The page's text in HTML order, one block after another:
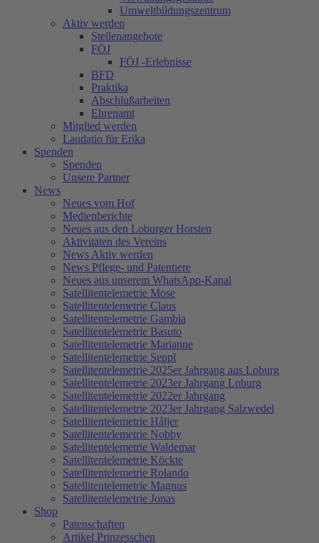
Umweltbildungszentrum
Aktiv werden
Stellenangebote
FÖJ
FÖJ -Erlebnisse
BFD
Praktika
Abschlußarbeiten
Ehrenamt
Mitglied werden
Laudatio für Erika
Spenden
Spenden
Unsere Partner
News
Neues vom Hof
Medienberichte
Neues aus den Loburger Horsten
Aktivitäten des Vereins
News Aktiv werden
News Pflege- und Patentiere
Neues aus unserem WhatsApp-Kanal
Satellitentelemetrie Mose
Satellitentelemetrie Claus
Satellitentelemetrie Gambia
Satellitentelemetrie Basuto
Satellitentelemetrie Marianne
Satellitentelemetrie Seppl
Satellitentelemetrie 2025er Jahrgang aus Loburg
Satellitentelemetrie 2023er Jahrgang Loburg
Satellitentelemetrie 2022er Jahrgang
Satellitentelemetrie 2023er Jahrgang Salzwedel
Satellitentelemetrie Håljer
Satellitentelemetrie Nobby
Satellitentelemetrie Waldemar
Satellitentelemetrie Köckte
Satellitentelemetrie Rolando
Satellitentelemetrie Magnus
Satellitentelemetrie Jonas
Shop
Patenschaften
Artikel Prinzesschen